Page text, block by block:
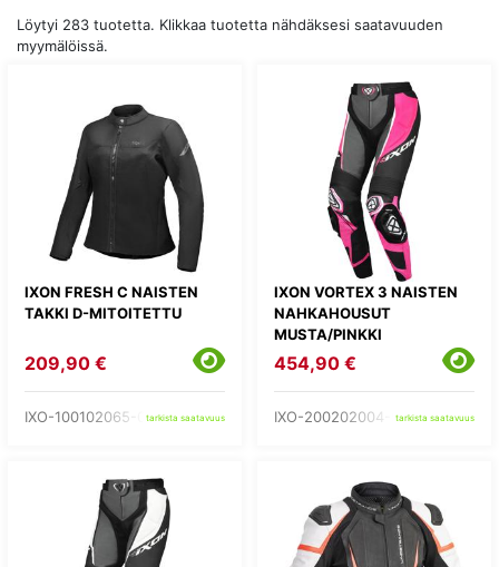
Löytyi 283 tuotetta. Klikkaa tuotetta nähdäksesi saatavuuden
myymälöissä.
IXON FRESH C NAISTEN
TAKKI D-MITOITETTU
209,90 €
IXO-100102065-01-tarkista saatavuus
IXON VORTEX 3 NAISTEN
NAHKAHOUSUT
MUSTA/PINKKI
454,90 €
IXO-200202004-57-tarkista saatavuus